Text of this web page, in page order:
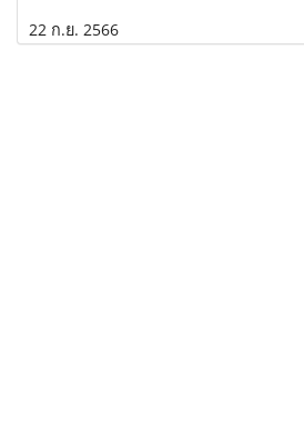
22 ก.ย. 2566